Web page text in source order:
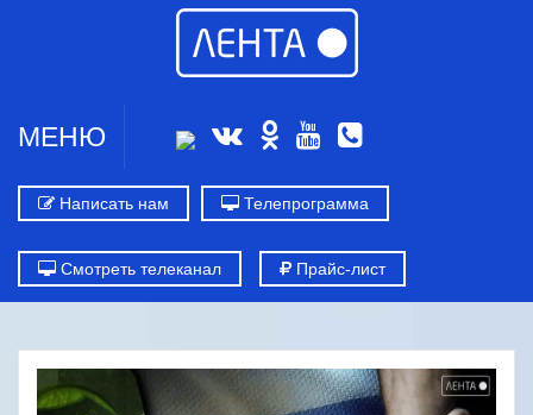
МЕНЮ
Написать нам Телепрограмма
Смотреть телеканал Прайс-лист